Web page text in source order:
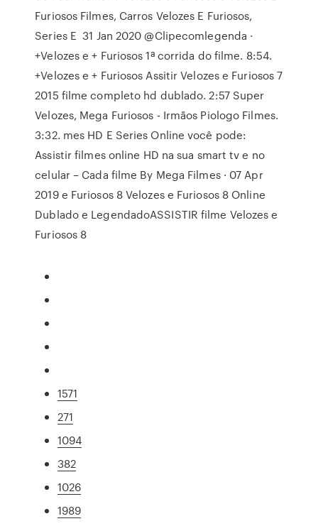
Furiosos Filmes, Carros Velozes E Furiosos,
Series E 31 Jan 2020 @Clipecomlegenda ·
+Velozes e + Furiosos 1ª corrida do filme. 8:54.
+Velozes e + Furiosos Assitir Velozes e Furiosos 7
2015 filme completo hd dublado. 2:57 Super
Velozes, Mega Furiosos - Irmãos Piologo Filmes.
3:32. mes HD E Series Online você pode:
Assistir filmes online HD na sua smart tv e no
celular – Cada filme By Mega Filmes · 07 Apr
2019 e Furiosos 8 Velozes e Furiosos 8 Online
Dublado e LegendadoASSISTIR filme Velozes e
Furiosos 8
1571
271
1094
382
1026
1989